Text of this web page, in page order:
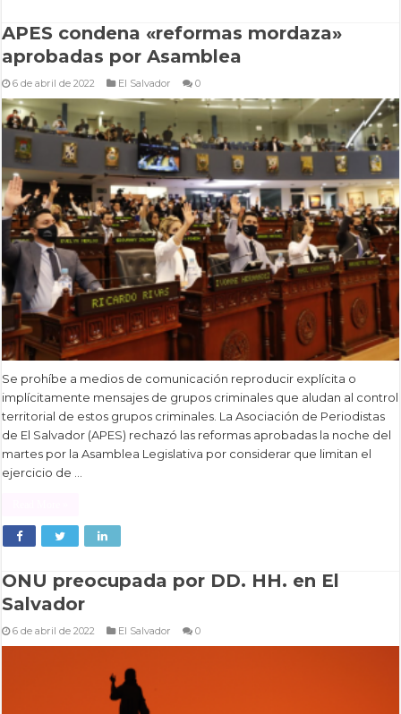
APES condena «reformas mordaza»
aprobadas por Asamblea
6 de abril de 2022 El Salvador 0
Se prohíbe a medios de comunicación reproducir explícita o
implícitamente mensajes de grupos criminales que aludan al control
territorial de estos grupos criminales. La Asociación de Periodistas
de El Salvador (APES) rechazó las reformas aprobadas la noche del
martes por la Asamblea Legislativa por considerar que limitan el
ejercicio de …
ONU preocupada por DD. HH. en El
Salvador
6 de abril de 2022 El Salvador 0